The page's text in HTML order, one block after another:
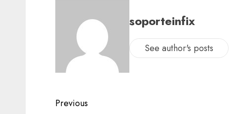
soporteinfix
See author's posts
Previous